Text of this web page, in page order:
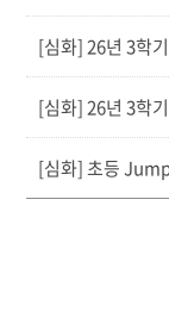
[심화] 26년 3학
[심화] 26년 3학
[심화] 초등